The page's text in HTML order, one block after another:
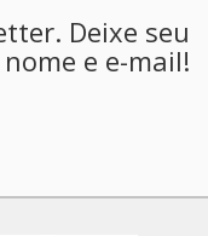
Deixe seu
nome e e-mail!